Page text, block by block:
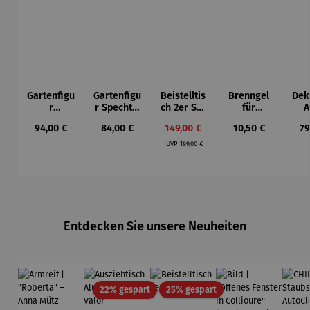
Gartenfigu
r
t Vogel -
Regulärer Preis:
94,00 €
Gartenfigu
r Specht -
Bhire
Regulärer Preis:
84,00 €
Beistelltis
ch 2er Set
Verkaufspreis:
149,00 €
UVP Regulärer Preis:
199,00 €
Brenngel
für
elle -
Regulärer Preis:
10,50 €
Entdecken Sie unsere Neuheiten
22% gespartRabatt25% gespartRabatt